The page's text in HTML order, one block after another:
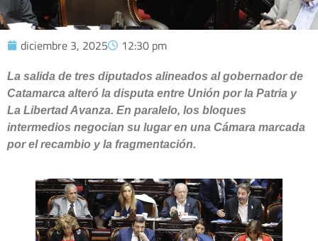
diciembre 3, 2025 12:30 pm
La salida de tres diputados alineados al gobernador de
Catamarca alteró la disputa entre Unión por la Patria y
La Libertad Avanza. En paralelo, los bloques
intermedios negocian su lugar en una Cámara marcada
por el recambio y la fragmentación.